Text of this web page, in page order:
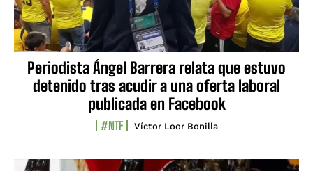
Periodista Ángel Barrera relata que estuvo
detenido tras acudir a una oferta laboral
publicada en Facebook
#NTF Víctor Loor Bonilla